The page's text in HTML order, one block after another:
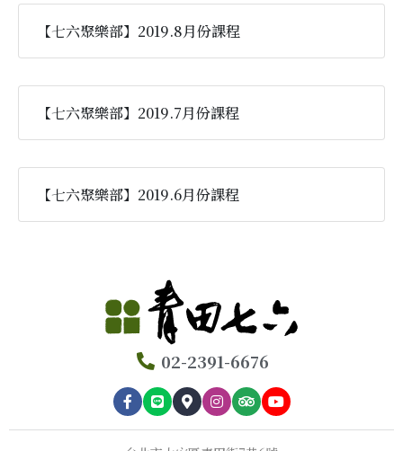
【七六聚樂部】2019.8月份課程
【七六聚樂部】2019.7月份課程
【七六聚樂部】2019.6月份課程
02-2391-6676